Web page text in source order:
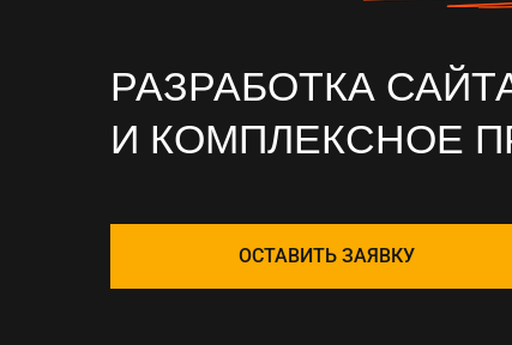
РАЗРАБОТКА
И КОМПЛЕКСНОЕ
ОСТАВИТЬ ЗАЯВКУ